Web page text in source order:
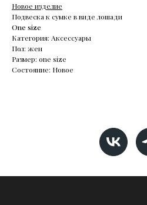
Новое изделие
Подвеска к сумке в виде лошади
One size
Категория: Аксессуары
Пол: жен
Размер: one size
Состояние: Новое